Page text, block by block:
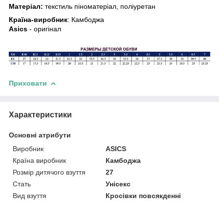
Матеріал: текстиль піноматеріал, поліуретан
Країна-виробник: Камбоджа
Asics - оригінал
Приховати
Характеристики
Основні атрибути
Виробник
ASICS
Країна виробник
Камбоджа
Розмір дитячого взуття
27
Стать
Унісекс
Вид взуття
Кросівки повсякденні